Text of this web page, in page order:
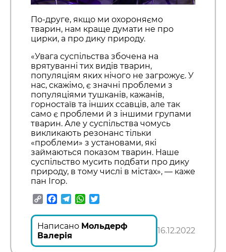
По-друге, якщо ми охороняємо
тварин, нам краще думати не про
цирки, а про дику природу.
«Увага суспільства збочена на
врятуванні тих видів тварин,
популяціям яких нічого не загрожує. У
нас, скажімо, є значні проблеми з
популяціями тушканів, кажанів,
горностаїв та інших ссавців, але так
само є проблеми й з іншими групами
тварин. Але у суспільства чомусь
викликають резонанс тільки
«проблеми» з установами, які
займаються показом тварин. Наше
суспільство мусить подбати про дику
природу, в тому числі в містах», — каже
пан Ігор.
CopyFacebook
TelegramWhatsApp
Написано Мольдерф
Валерія
16.12.2022